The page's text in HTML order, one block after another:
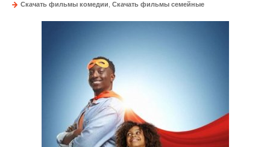
Скачать фильмы комедии Скачать фильмы семейные